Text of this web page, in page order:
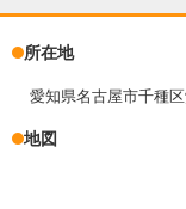
所在地
愛知県名古屋市千種
地図